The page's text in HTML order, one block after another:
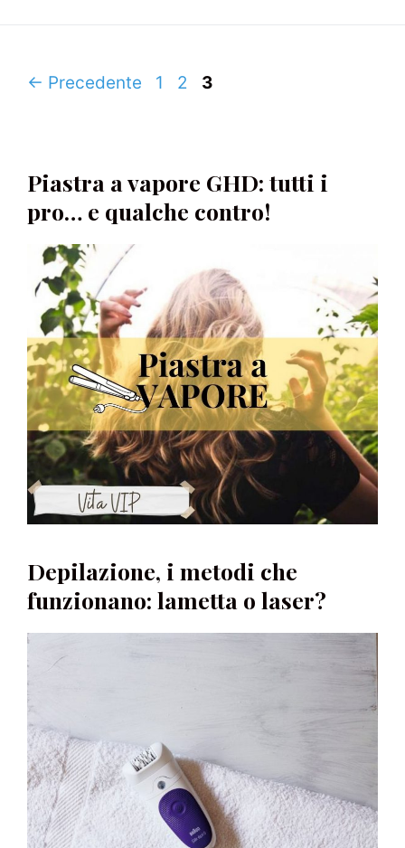
Navigazione
← Precedente Pagina
1 Pagina
2 Pagina
3
Piastra a vapore GHD: tutti i
pro… e qualche contro!
Depilazione, i metodi che
funzionano: lametta o laser?